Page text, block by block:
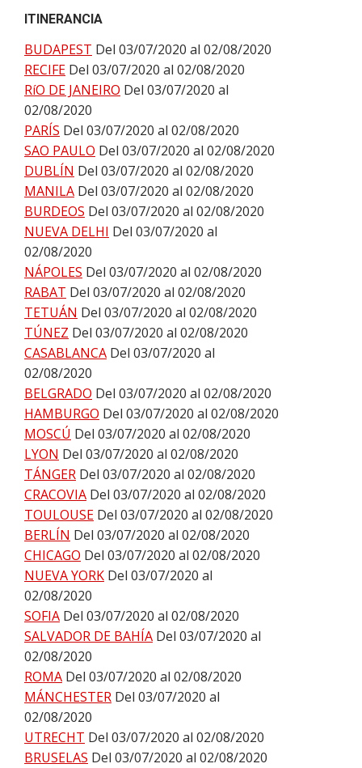
ITINERANCIA
BUDAPEST Del 03/07/2020 al 02/08/2020
RECIFE Del 03/07/2020 al 02/08/2020
RíO DE JANEIRO Del 03/07/2020 al
02/08/2020
PARÍS Del 03/07/2020 al 02/08/2020
SAO PAULO Del 03/07/2020 al 02/08/2020
DUBLÍN Del 03/07/2020 al 02/08/2020
MANILA Del 03/07/2020 al 02/08/2020
BURDEOS Del 03/07/2020 al 02/08/2020
NUEVA DELHI Del 03/07/2020 al
02/08/2020
NÁPOLES Del 03/07/2020 al 02/08/2020
RABAT Del 03/07/2020 al 02/08/2020
TETUÁN Del 03/07/2020 al 02/08/2020
TÚNEZ Del 03/07/2020 al 02/08/2020
CASABLANCA Del 03/07/2020 al
02/08/2020
BELGRADO Del 03/07/2020 al 02/08/2020
HAMBURGO Del 03/07/2020 al 02/08/2020
MOSCÚ Del 03/07/2020 al 02/08/2020
LYON Del 03/07/2020 al 02/08/2020
TÁNGER Del 03/07/2020 al 02/08/2020
CRACOVIA Del 03/07/2020 al 02/08/2020
TOULOUSE Del 03/07/2020 al 02/08/2020
BERLÍN Del 03/07/2020 al 02/08/2020
CHICAGO Del 03/07/2020 al 02/08/2020
NUEVA YORK Del 03/07/2020 al
02/08/2020
SOFIA Del 03/07/2020 al 02/08/2020
SALVADOR DE BAHÍA Del 03/07/2020 al
02/08/2020
ROMA Del 03/07/2020 al 02/08/2020
MÁNCHESTER Del 03/07/2020 al
02/08/2020
UTRECHT Del 03/07/2020 al 02/08/2020
BRUSELAS Del 03/07/2020 al 02/08/2020